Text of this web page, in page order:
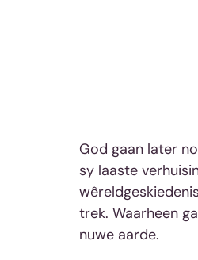
God gaan later
sy laaste
trek. Waarheen
nuwe aarde.